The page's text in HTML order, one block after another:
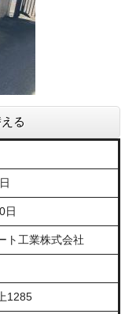
る
日
ト工業株式会社
1285